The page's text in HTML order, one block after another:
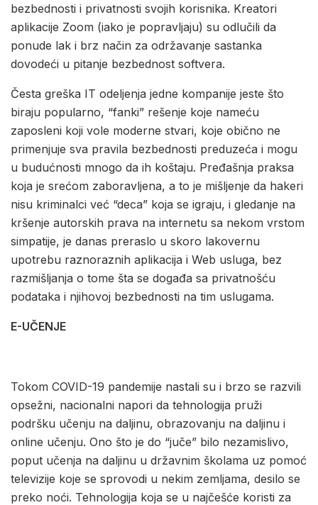
bezbednosti i privatnosti svojih korisnika. Kreatori
aplikacije Zoom (iako je popravljaju) su odlučili da
ponude lak i brz način za održavanje sastanka
dovodeći u pitanje bezbednost softvera.
Česta greška IT odeljenja jedne kompanije jeste što
biraju popularno, “fanki” rešenje koje nameću
zaposleni koji vole moderne stvari, koje obično ne
primenjuje sva pravila bezbednosti preduzeća i mogu
u budućnosti mnogo da ih koštaju. Pređašnja praksa
koja je srećom zaboravljena, a to je mišljenje da hakeri
nisu kriminalci već “deca” koja se igraju, i gledanje na
kršenje autorskih prava na internetu sa nekom vrstom
simpatije, je danas preraslo u skoro lakovernu
upotrebu raznoraznih aplikacija i Web usluga, bez
razmišljanja o tome šta se događa sa privatnošću
podataka i njihovoj bezbednosti na tim uslugama.
E-UČENJE
Tokom COVID-19 pandemije nastali su i brzo se razvili
opsežni, nacionalni napori da tehnologija pruži
podršku učenju na daljinu, obrazovanju na daljinu i
online učenju. Ono što je do “juče” bilo nezamislivo,
poput učenja na daljinu u državnim školama uz pomoć
televizije koje se sprovodi u nekim zemljama, desilo se
preko noći. Tehnologija koja se u najčešće koristi za